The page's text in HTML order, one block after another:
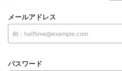
メールアドレス
パスワード